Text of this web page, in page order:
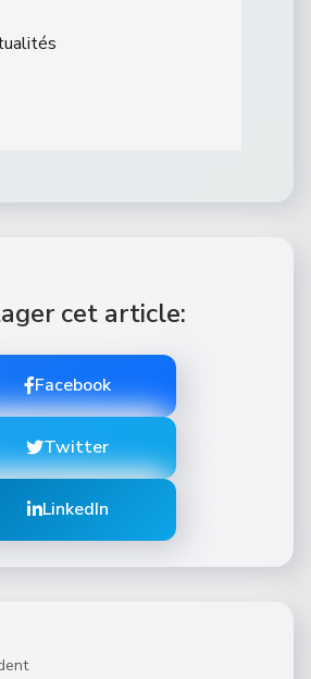
cet article:
Facebook
Twitter
LinkedIn